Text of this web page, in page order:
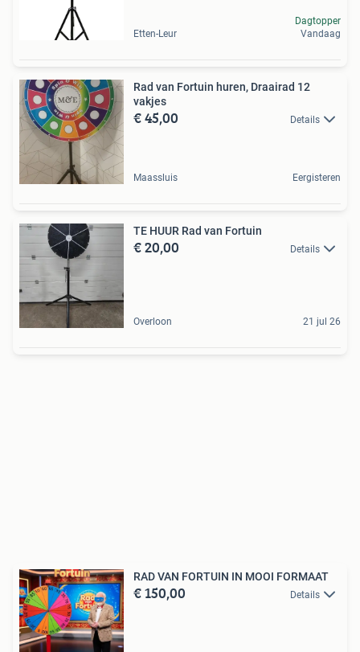
Etten-Leur
Dagtopper
Vandaag
Rad van Fortuin huren, Draairad 12
vakjes
€ 45,00 Details
Maassluis Eergisteren
TE HUUR Rad van Fortuin
€ 20,00 Details
Overloon 21 jul 26
RAD VAN FORTUIN IN MOOI FORMAAT
€ 150,00 Details